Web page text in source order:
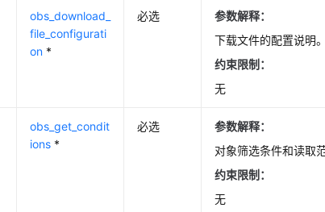
obs_download_
file_configurati
on *
必选
参数解释：
下载文件的配置说明。
约束限制：
无
obs_get_condit
ions *
必选
参数解释：
对象筛选条件和读取
约束限制：
无